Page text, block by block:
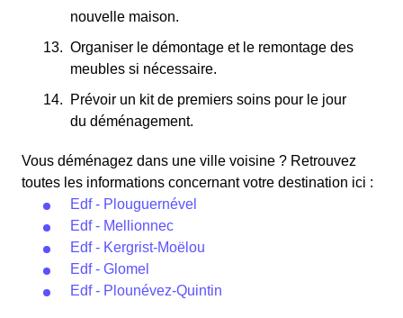
nouvelle maison.
Organiser le démontage et le remontage des
meubles si nécessaire.
Prévoir un kit de premiers soins pour le jour
du déménagement.
Vous déménagez dans une ville voisine ? Retrouvez
toutes les informations concernant votre destination ici :
Edf - Plouguernével
Edf - Mellionnec
Edf - Kergrist-Moëlou
Edf - Glomel
Edf - Plounévez-Quintin